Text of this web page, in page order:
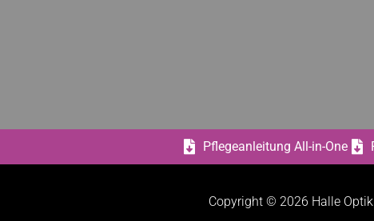
Pflegeanleitung All-in-One
Copyright © 2026 Halle